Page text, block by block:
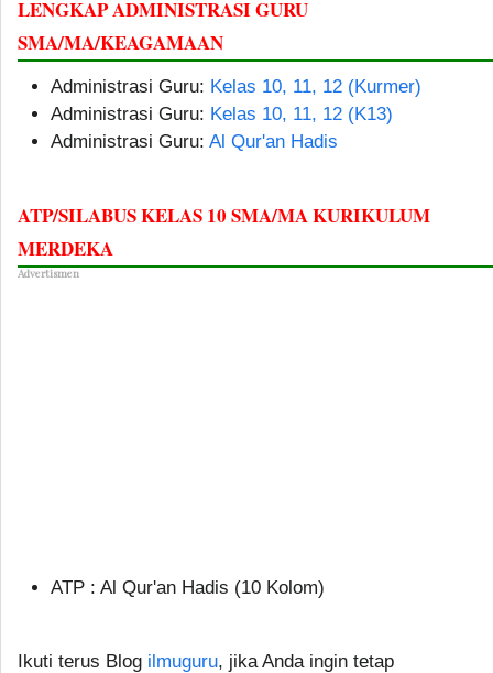
LENGKAP ADMINISTRASI GURU
SMA/MA/KEAGAMAAN
Administrasi Guru: Kelas 10, 11, 12 (Kurmer)
Administrasi Guru: Kelas 10, 11, 12 (K13)
Administrasi Guru: Al Qur'an Hadis
ATP/SILABUS KELAS 10 SMA/MA KURIKULUM
MERDEKA
Advertismen
ATP : Al Qur'an Hadis (10 Kolom)
Ikuti terus Blog ilmuguru, jika Anda ingin tetap